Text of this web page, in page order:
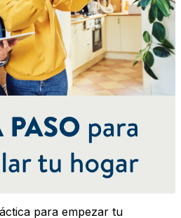
para empezar tu